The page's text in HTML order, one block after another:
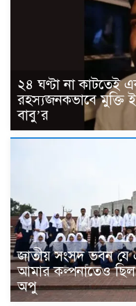
২৪ ঘণ্টা না কাটতেই
রহস্যজনকভাবে মুক্তি
বাবু’র
জাতীয় সংসদ ভবন যে
আমার কল্পনাতেও ছিল
অপু